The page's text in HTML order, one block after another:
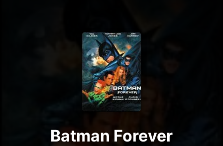
Batman Forever